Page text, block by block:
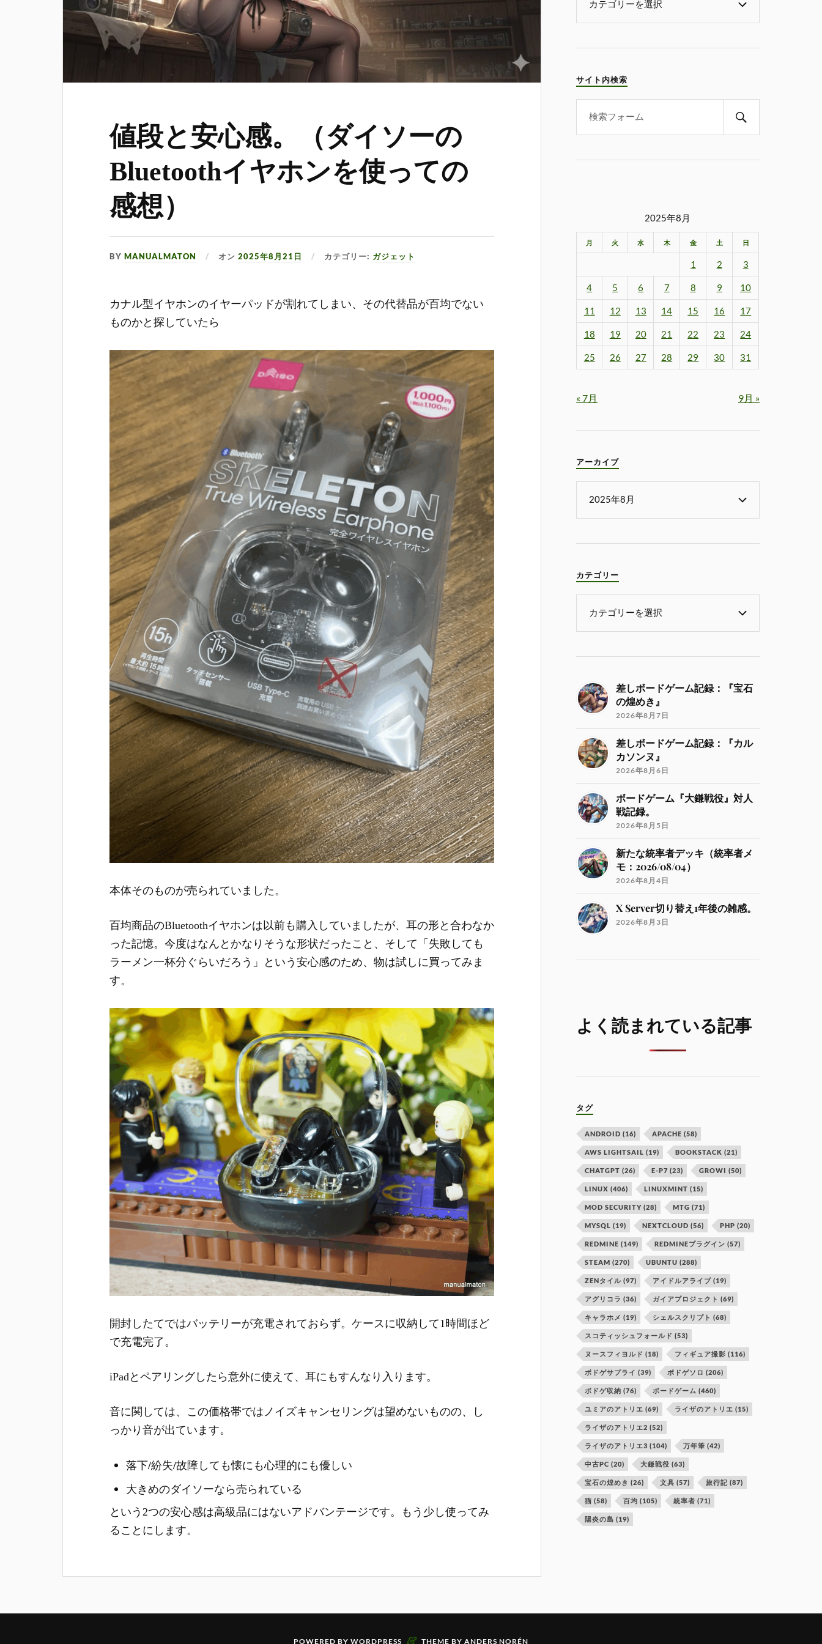
値段と安心感。（ダイソーの
Bluetoothイヤホンを使っての
感想）
BYMANUALMATON オン2025年8月21日 カテゴリー: ガジェット
カナル型イヤホンのイヤーパッドが割れてしまい、その代替品が百均でない
ものかと探していたら
本体そのものが売られていました。
百均商品のBluetoothイヤホンは以前も購入していましたが、耳の形と合わなか
った記憶。今度はなんとかなりそうな形状だったこと、そして「失敗しても
ラーメン一杯分ぐらいだろう」という安心感のため、物は試しに買ってみま
す。
開封したてではバッテリーが充電されておらず。ケースに収納して1時間ほど
で充電完了。
iPadとペアリングしたら意外に使えて、耳にもすんなり入ります。
音に関しては、この価格帯ではノイズキャンセリングは望めないものの、し
っかり音が出ています。
落下/紛失/故障しても懐にも心理的にも優しい
大きめのダイソーなら売られている
という2つの安心感は高級品にはないアドバンテージです。もう少し使ってみ
ることにします。
サイト内検索
2025年8月
月 火 水 木 金 土 日
1 2 3
4 5 6 7 8 9 10
11 12 13 14 15 16 17
18 19 20 21 22 23 24
25 26 27 28 29 30 31
« 7月 9月 »
アーカイブ
カテゴリー
差しボードゲーム記録：『宝石
の煌めき』
2026年8月7日
差しボードゲーム記録：『カル
カソンヌ』
2026年8月6日
ボードゲーム『大鎌戦役』対人
戦記録。
2026年8月5日
新たな統率者デッキ（統率者メ
モ：2026/08/04）
2026年8月4日
X Server切り替え1年後の雑感。
2026年8月3日
よく読まれている記事
タグ
ANDROID (16) APACHE (58)
AWS LIGHTSAIL (19) BOOKSTACK (21)
CHATGPT (26) E-P7 (23) GROWI (50)
LINUX (406) LINUXMINT (15)
MOD SECURITY (28) MTG (71)
MYSQL (19) NEXTCLOUD (56) PHP (20)
REDMINE (149) REDMINEプラグイン (57)
STEAM (270) UBUNTU (288)
ZENタイル (97) アイドルアライブ (19)
アグリコラ (36) ガイアプロジェクト (69)
キャラホメ (19) シェルスクリプト (68)
スコティッシュフォールド (53)
ヌースフィヨルド (18) フィギュア撮影 (116)
ボドゲサプライ (39) ボドゲソロ (206)
ボドゲ収納 (76) ボードゲーム (460)
ユミアのアトリエ (69) ライザのアトリエ (15)
ライザのアトリエ2 (52)
ライザのアトリエ3 (104) 万年筆 (42)
中古PC (20) 大鎌戦役 (63)
宝石の煌めき (26) 文具 (57) 旅行記 (87)
猫 (58) 百均 (105) 統率者 (71)
陽炎の島 (19)
POWERED BY WORDPRESS THEME BY ANDERS NORÉN